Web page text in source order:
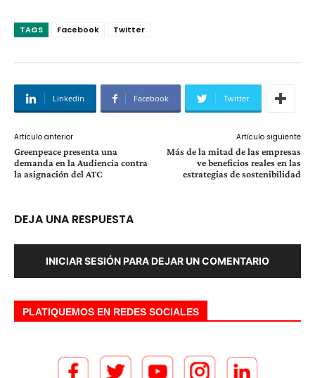
TAGS Facebook Twitter
Linkedin Facebook Twitter
Artículo anterior
Greenpeace presenta una
demanda en la Audiencia contra
la asignación del ATC
Artículo siguiente
Más de la mitad de las empresas
ve beneficios reales en las
estrategias de sostenibilidad
DEJA UNA RESPUESTA
INICIAR SESIÓN PARA DEJAR UN COMENTARIO
PLATIQUEMOS EN REDES SOCIALES